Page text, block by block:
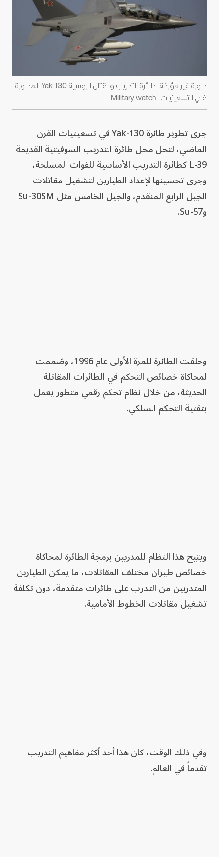
صورة غير مؤرخة لطائرة التدريب والقتال الروسية Yak-130 المطورة
في التسعينيات- Military watch
جرى تطوير طائرة Yak-130 في تسعينيات القرن
الماضي، لتحل محل طائرة التدريب السوفيتية القديمة
L-39 كطائرة التدريب الأساسية للقوات المسلحة،
وجرى تحسينها لإعداد الطيارين لتشغيل مقاتلات
الجيل الرابع المتقدم، والجيل الخامس مثل Su-30SM
وSu-57.
وحلقت الطائرة للمرة الأولى عام 1996، وصُممت
لمحاكاة خصائص التحكم في الطائرات المقاتلة
الحديثة، من خلال نظام تحكم رقمي متطور يعمل
بتقنية التحكم السلكي.
ويتيح هذا النظام للمدربين برمجة الطائرة لمحاكاة
خصائص طيران مختلف المقاتلات، ما يمكن الطيارين
المتدربين من التدرب على طائرات متقدمة، دون تكلفة
تشغيل مقاتلات الخطوط الأمامية.
وفي ذلك الوقت، كان هذا أحد أكثر مفاهيم التدريب
تقدماً في العالم.